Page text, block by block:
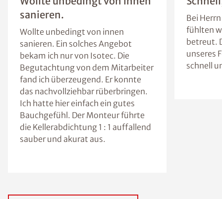
sanieren.
Wollte unbedingt von innen
sanieren. Ein solches Angebot
bekam ich nur von Isotec. Die
Begutachtung von dem Mitarbeiter
fand ich überzeugend. Er konnte
das nachvollziehbar rüberbringen.
Ich hatte hier einfach ein gutes
Bauchgefühl. Der Monteur führte
die Kellerabdichtung 1 : 1 auffallend
sauber und akurat aus.
Bei
fühlten
betreut.
unseres
schnell